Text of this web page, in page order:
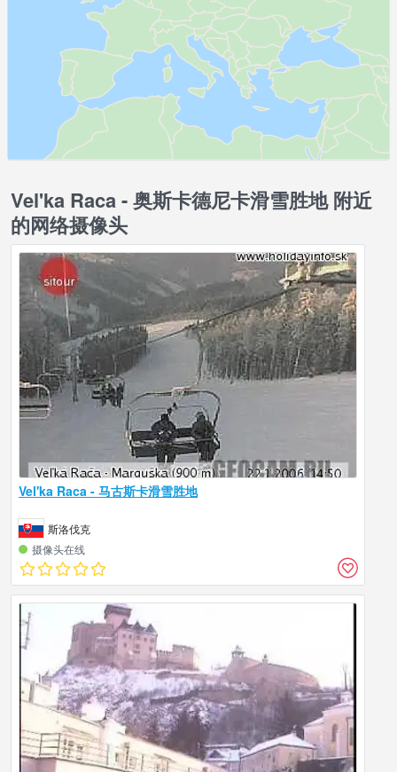
Vel'ka Raca - 奥斯卡德尼卡滑雪胜地 附近
的网络摄像头
Vel'ka Raca - 马古斯卡滑雪胜地
斯洛伐克
摄像头在线